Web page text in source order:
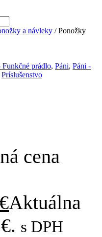
a návleky / Ponožky
Funkčné prádlo, Páni, Páni -
Príslušenstvo
cena
Aktuálna
s DPH